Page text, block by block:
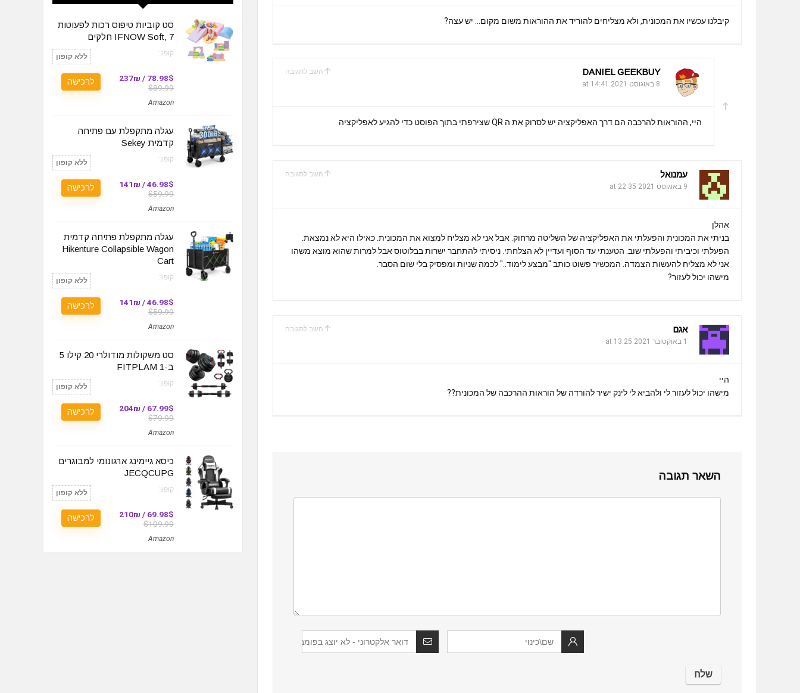
קיבלנו עכשיו את המכונית, ולא מצליחים להוריד את ההוראות משום מקום… יש עצה?
השב לתגובה DANIEL GEEKBUY
8 באוגוסט 2021 at 14:41
היי, ההוראות להרכבה הם דרך האפליקציה יש לסרוק את ה QR שצירפתי בתוך הפוסט כדי להגיע לאפליקציה
השב לתגובה עמנואל
9 באוגוסט 2021 at 22:35
אהלן
בניתי את המכונית והפעלתי את האפליקציה של השליטה מרחוק. אבל אני לא מצליח למצוא את המכונית. כאילו היא לא נמצאת.
הפעלתי וכיביתי והפעלתי שוב. הטענתי עד הסוף ועדיין לא הצלחתי. ניסיתי להתחבר ישרות בבלוטוס אבל למרות שהוא מוצא משהו
אני לא מצליח להעשות הצמדה. המכשיר פשוט כותב "מבצע לימוד.." לכמה שניות ומפסיק בלי שום הסבר.
מישהו יכול לעזור?
השב לתגובה אגם
1 באוקטובר 2021 at 13:25
היי
מישהו יכול לעזור לי ולהביא לי לינק ישיר להורדה של הוראות ההרכבה של המכונית??
השאר תגובה
סט קוביות טיפוס רכות לפעוטות
IFNOW Soft, 7 חלקים
קופון: ללא קופון
78.98$ / 237₪
$89.99
Amazon
לרכישה
עגלה מתקפלת עם פתיחה
קדמית Sekey
קופון: ללא קופון
46.98$ / 141₪
$59.99
Amazon
לרכישה
עגלה מתקפלת פתיחה קדמית
Hikenture Collapsible Wagon
Cart
קופון: ללא קופון
46.98$ / 141₪
$59.99
Amazon
לרכישה
סט משקולות מודולרי 20 קילו 5
ב-1 FITPLAM
קופון: ללא קופון
67.99$ / 204₪
$79.99
Amazon
לרכישה
כיסא גיימינג ארגונומי למבוגרים
JECQCUPG
קופון: ללא קופון
69.98$ / 210₪
$109.99
Amazon
לרכישה